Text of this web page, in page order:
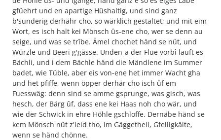
gfüehrt und en apartige Hûshaltig, und sind ganz
b'sunderig derhähr cho, so wärklich gestaltet; und mit eim
Wort, es isch halt kei Mönsch ûs-ene cho, wer se denn au
seige, und was se trîbe. Ämel chochet händ se nüt, und
Würzle und Beeri g'gässe. Unden-a der Flue vorbî lauft es
Bächli, und i dem Bächle händ die Mändlene im Summer
badet, wie Tüble, aber eis von-ene het immer Wacht gha
und het pfiffe, wenn öpper derhär cho isch ûf em
Fuesswäg: denn sind se amme gsprunge, was gisch, was
hesch, der Bärg ûf, dass ene kei Haas noh cho wär, und
wie der Schwick in ehre Höhle gschloffe. Dernäbe händ se
kem Mönsch nüt z'leid tho, im Gäggetheil, Gfelligkäite,
wenn se händ chönne.